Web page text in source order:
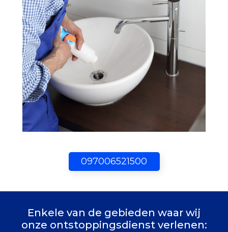
097006521500
Enkele van de gebieden waar wij
onze ontstoppingsdienst verlenen: